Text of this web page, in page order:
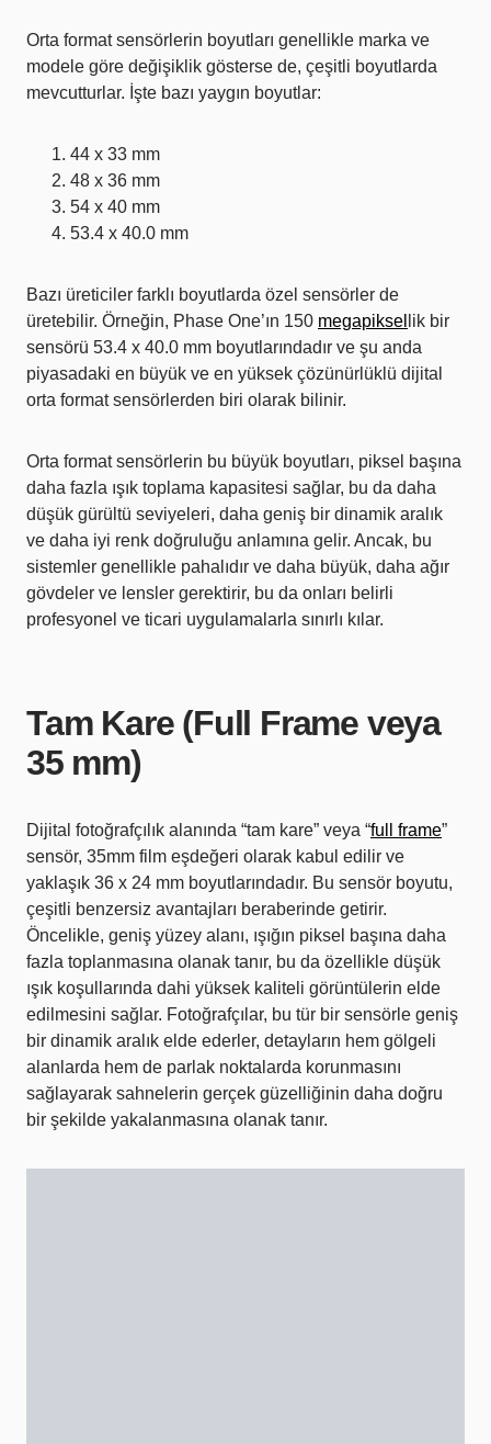
Orta format sensörlerin boyutları genellikle marka ve
modele göre değişiklik gösterse de, çeşitli boyutlarda
mevcutturlar. İşte bazı yaygın boyutlar:
44 x 33 mm
48 x 36 mm
54 x 40 mm
53.4 x 40.0 mm
Bazı üreticiler farklı boyutlarda özel sensörler de
üretebilir. Örneğin, Phase One’ın 150 megapiksel lik bir
sensörü 53.4 x 40.0 mm boyutlarındadır ve şu anda
piyasadaki en büyük ve en yüksek çözünürlüklü dijital
orta format sensörlerden biri olarak bilinir.
Orta format sensörlerin bu büyük boyutları, piksel başına
daha fazla ışık toplama kapasitesi sağlar, bu da daha
düşük gürültü seviyeleri, daha geniş bir dinamik aralık
ve daha iyi renk doğruluğu anlamına gelir. Ancak, bu
sistemler genellikle pahalıdır ve daha büyük, daha ağır
gövdeler ve lensler gerektirir, bu da onları belirli
profesyonel ve ticari uygulamalarla sınırlı kılar.
Tam Kare (Full Frame veya
35 mm)
Dijital fotoğrafçılık alanında “tam kare” veya “full frame”
sensör, 35mm film eşdeğeri olarak kabul edilir ve
yaklaşık 36 x 24 mm boyutlarındadır. Bu sensör boyutu,
çeşitli benzersiz avantajları beraberinde getirir.
Öncelikle, geniş yüzey alanı, ışığın piksel başına daha
fazla toplanmasına olanak tanır, bu da özellikle düşük
ışık koşullarında dahi yüksek kaliteli görüntülerin elde
edilmesini sağlar. Fotoğrafçılar, bu tür bir sensörle geniş
bir dinamik aralık elde ederler, detayların hem gölgeli
alanlarda hem de parlak noktalarda korunmasını
sağlayarak sahnelerin gerçek güzelliğinin daha doğru
bir şekilde yakalanmasına olanak tanır.